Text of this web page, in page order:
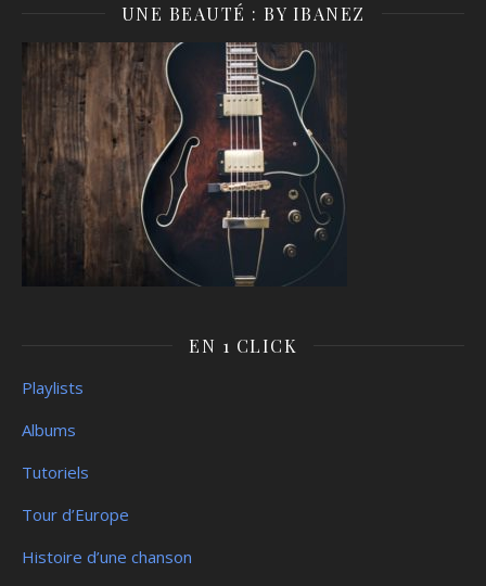
UNE BEAUTÉ : BY IBANEZ
EN 1 CLICK
Playlists
Albums
Tutoriels
Tour d’Europe
Histoire d’une chanson